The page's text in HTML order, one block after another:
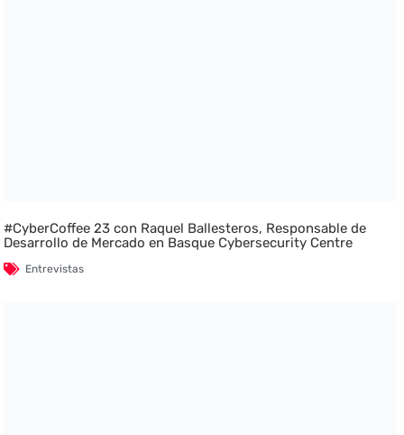
#CyberCoffee 23 con Raquel Ballesteros, Responsable de
Desarrollo de Mercado en Basque Cybersecurity Centre
Entrevistas